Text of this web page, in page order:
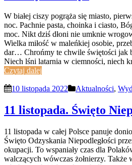
W białej ciszy pogrąża się miasto,
noc. Pachnie pasta, choinka i ciasto,
moc. Nikt dziś dłoni nie umknie
Wielka miłość w maleńkiej osobie,
dar… Chrońmy te chwile świętości jak
Niech lśni latarnia w ciemności, niech
Czytaj dalej
10 listopada 2022 Aktualności,
11 listopada. Święto
11 listopada w całej Polsce panuje
Święto Odzyskania Niepodległości
okupacji. To wspaniały czas dla
walczących wówczas żołnierzy. Także